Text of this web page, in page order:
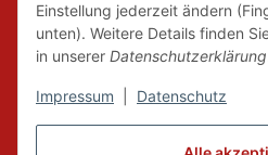
Einstellung jederzeit ändern
unten). Weitere Details finden
in unserer Datenschutzerklärung
Impressum Datenschutz
FAIRCOMMERCE
Wir sind seit 04.12.2015 Mitglied